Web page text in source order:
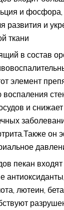
и
развития и
ткани
в состав
элемент
и
он
пекан входят
лютеин,